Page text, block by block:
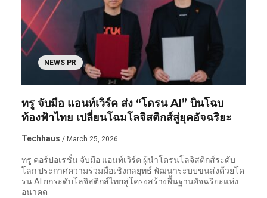
NEWS PR
ทรู จับมือ แอนท์เวิร์ค ส่ง “โดรน AI” บินโฉบ
ท้องฟ้าไทย เปลี่ยนโฉมโลจิสติกส์สู่ยุคอัจฉริยะ
Techhaus / March 25, 2026
ทรู คอร์ปอเรชั่น จับมือ แอนท์เวิร์ค ผู้นำโดรนโลจิสติกส์ระดับ
โลก ประกาศความร่วมมือเชิงกลยุทธ์ พัฒนาระบบขนส่งด้วยโด
รน AI ยกระดับโลจิสติกส์ไทยสู่โครงสร้างพื้นฐานอัจฉริยะแห่ง
อนาคต